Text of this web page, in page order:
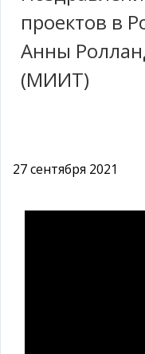
проектов в
Анны
(МИИТ)
27 сентября 2021